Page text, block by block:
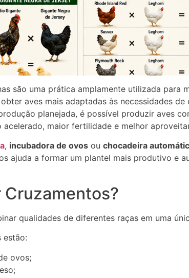
são uma prática amplamente utilizada para
aves mais adaptadas às necessidades de
planejada, é possível produzir aves
acelerado, maior fertilidade e melhor
, incubadora de ovos ou chocadeira
ajuda a formar um plantel mais produtivo e
Cruzamentos?
qualidades de diferentes raças em uma
estão:
ovos;